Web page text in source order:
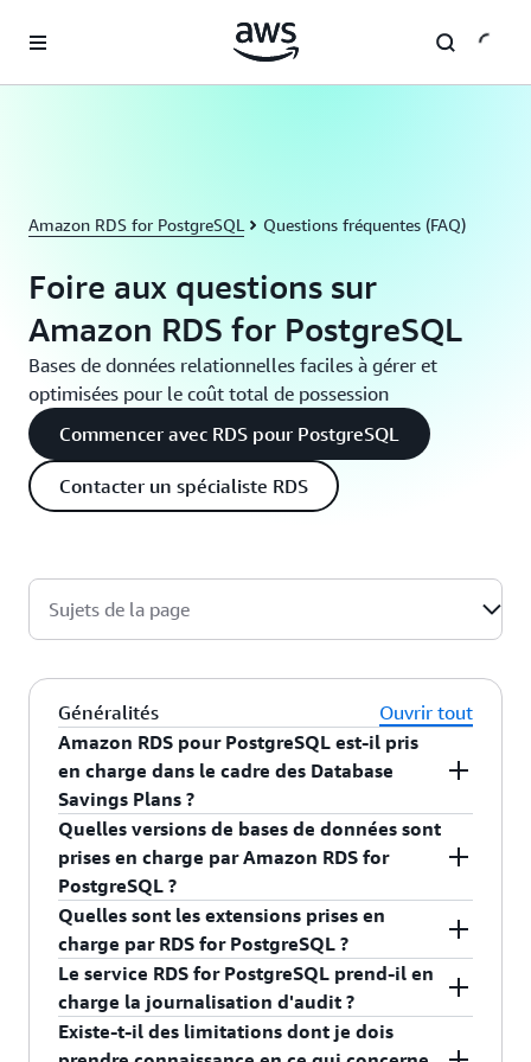
Amazon RDS for PostgreSQL Questions fréquentes (FAQ)
Foire aux questions sur
Amazon RDS for PostgreSQL
Bases de données relationnelles faciles à gérer et
optimisées pour le coût total de possession
Commencer avec RDS pour PostgreSQL
Contacter un spécialiste RDS
Sujets de la page
Généralités
Ouvrir tout
Amazon RDS pour PostgreSQL est-il pris
en charge dans le cadre des Database
Savings Plans ?
Oui, vous pouvez souscrire un Database Savings
Plan pour votre utilisation d'Amazon RDS pour
PostgreSQL et réduire vos coûts jusqu'à 20 % si
vous vous engagez à utiliser un volume
d'utilisation constant sur une période d'un an. Des
informations supplémentaires sur l'utilisation
possible sont disponibles sur lapage de
tarification des Database Savings Plans.
Quelles versions de bases de données sont
prises en charge par Amazon RDS for
PostgreSQL ?
Amazon RDS for PostgreSQL prend actuellement
en charge PostgreSQL 13, 14, 15, 16 et 17. RDS
for PostgreSQL prend également en charge
PostgreSQL 11 et 12 via Amazon RDS Extended
Support. Pour en savoir plus, consultez le
Guide
Quelles sont les extensions prises en
charge par RDS for PostgreSQL ?
Pour connaître la liste des extensions prises en
charge, consultez le guide de l'utilisateur Amazon
RDS. Pour demander une assistance pour des
Le service RDS for PostgreSQL prend-il en
charge la journalisation d'audit ?
RDS for PostgreSQL prend en charge plusieurs
Existe-t-il des limitations dont je dois